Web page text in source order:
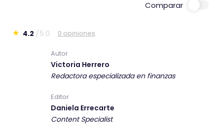
Comparar
E
4.2 5.0 0 opiniones
Autor
Victoria Herrero
Redactora especializada en finanzas
Editor
Daniela Errecarte
Content Specialist